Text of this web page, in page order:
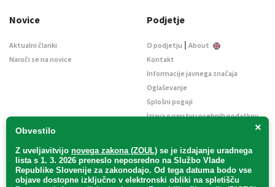
×
Obvestilo
Z uveljavitvijo novega zakona (ZOUL) se je izdajanje uradnega
lista s 1. 3. 2026 preneslo neposredno na Službo Vlade
Republike Slovenije za zakonodajo. Od tega datuma bodo vse
objave dostopne izključno v elektronski obliki na spletišču
Novice
Aktualni članki
Naroči se na novice
Podjetje
O podjetju | About
Kontakt
Informacije javnega značaja
Oglaševanje
Splošni pogoji
Izjava o varstvu osebnih podatkov